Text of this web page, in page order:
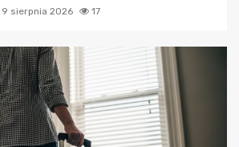
9 sierpnia 2026 17